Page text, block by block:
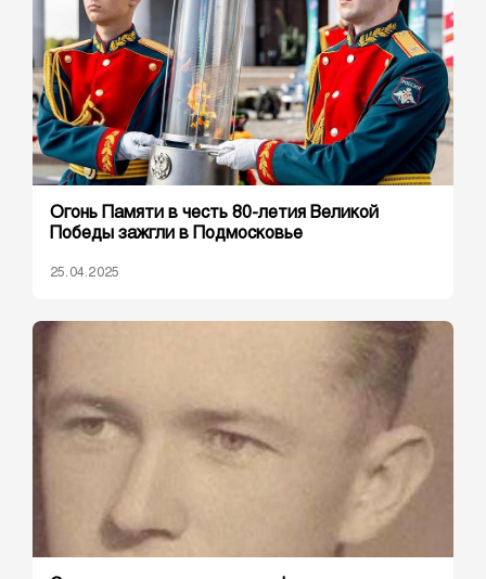
Огонь Памяти в честь 80-летия Великой
Победы зажгли в Подмосковье
25.04.2025